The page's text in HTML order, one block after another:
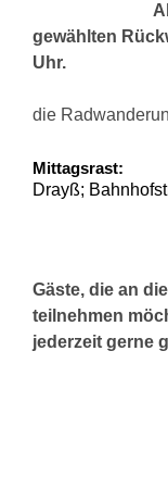
gewählten
Uhr.
Bei
die
Mittagsrast:
Drayß;
Gäste, die an
teilnehmen
jederzeit gerne